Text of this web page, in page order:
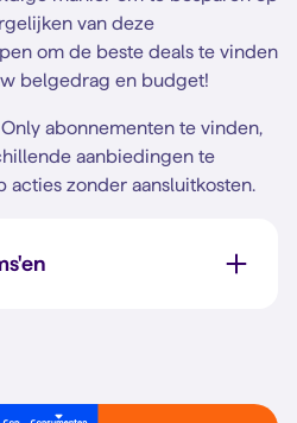
van deze
om de beste deals te vinden
belgedrag en budget!
abonnementen te vinden,
aanbiedingen te
zonder aansluitkosten.